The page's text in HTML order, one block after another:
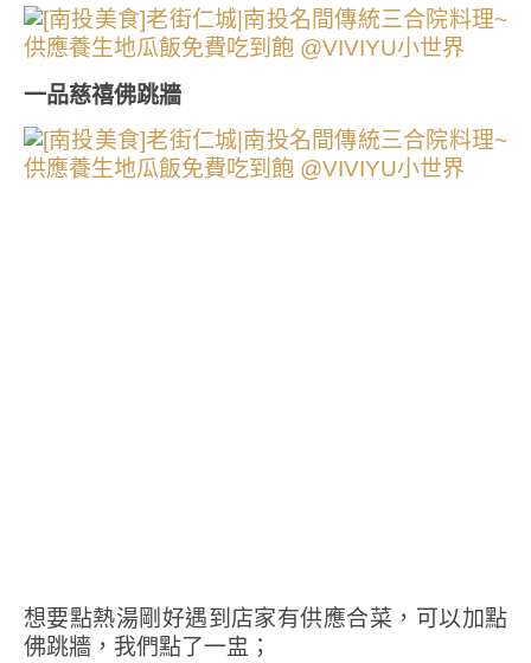
一品慈禧佛跳牆
想要點熱湯剛好遇到店家有供應合菜，可以加點
佛跳牆，我們點了一盅；